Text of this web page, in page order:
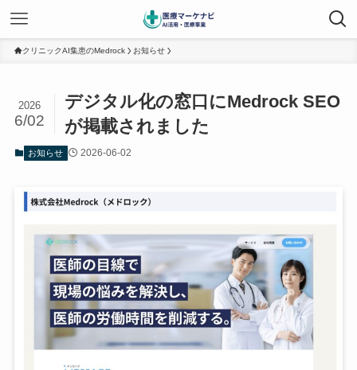
クリニックAI集患のMedrock お知らせ
デジタル化の窓口にMedrock SEO
が掲載されました
2026
6/02
お知らせ 2026-06-02